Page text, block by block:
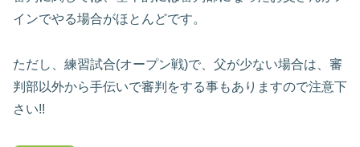
インでやる場合がほとんどです。
ただし、練習試合(オープン戦)で、父が少ない場合は、審
判部以外から手伝いで審判をする事もありますので注意下
さい!!